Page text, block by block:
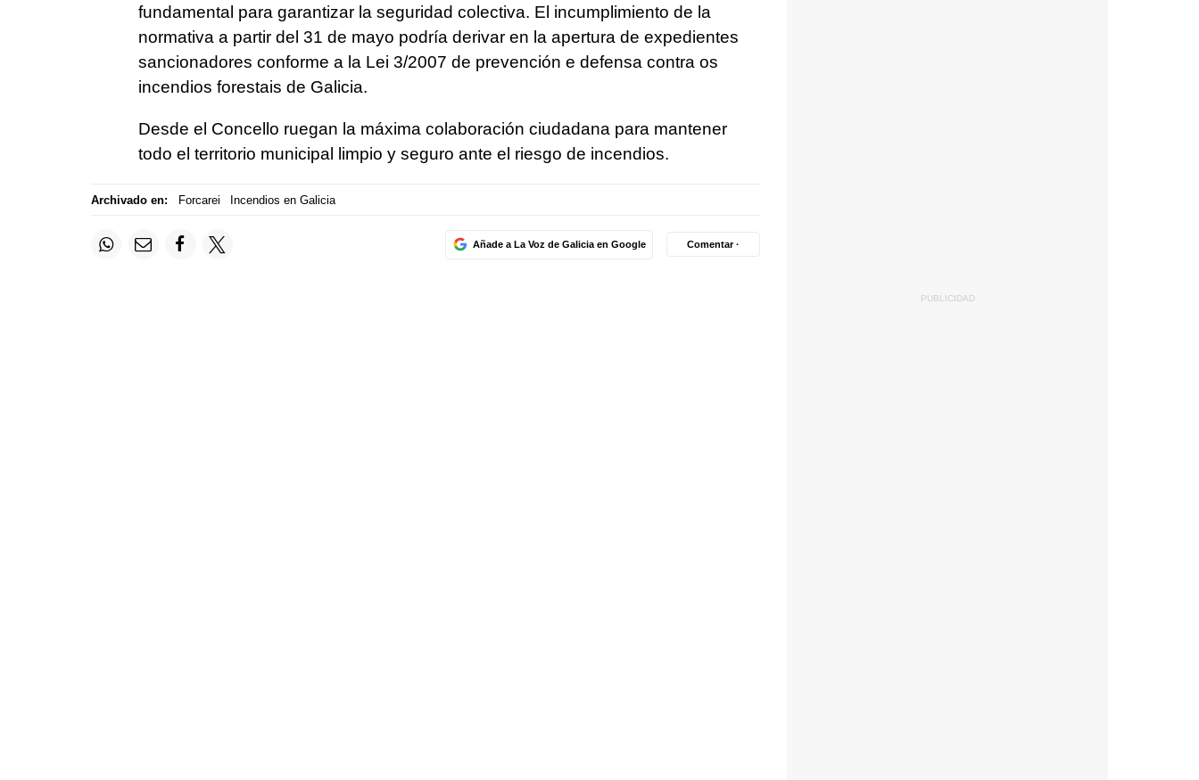
fundamental para garantizar la seguridad colectiva. El incumplimiento de la
normativa a partir del 31 de mayo podría derivar en la apertura de expedientes
sancionadores conforme a la Lei 3/2007 de prevención e defensa contra os
incendios forestais de Galicia.
Desde el Concello ruegan la máxima colaboración ciudadana para mantener
todo el territorio municipal limpio y seguro ante el riesgo de incendios.
Archivado en: Forcarei Incendios en Galicia
Añade a La Voz de Galicia en Google Comentar ·